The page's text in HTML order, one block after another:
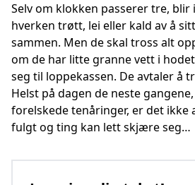
Selv om klokken passerer tre, blir
hverken trøtt, lei eller kald av å
sammen. Men de skal tross alt
om de har litte granne vett i
seg til loppekassen. De avtaler å
Helst på dagen de neste
forelskede tenåringer, er det ikke
fulgt og ting kan lett skjære seg…